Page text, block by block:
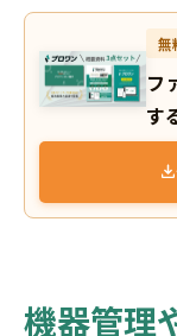
無
フ
す
機器管理